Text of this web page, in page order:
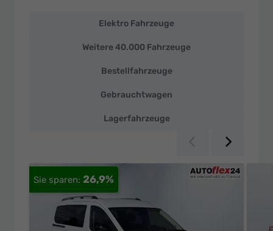
Neuwagen
Elektro Fahrzeuge
Weitere 40.000 Fahrzeuge
Bestellfahrzeuge
Gebrauchtwagen
Lagerfahrzeuge
Zurück
26,9%